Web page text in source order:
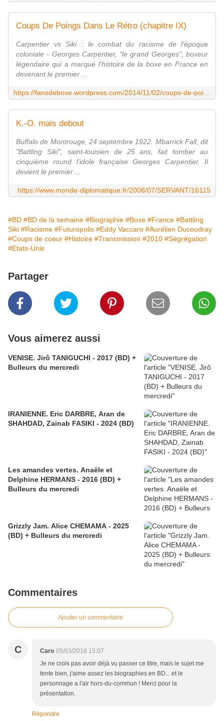
Coups De Poings Dans Le Rétro (chapitre IX)
Carpentier vs Siki : le combat du racisme de l'époque
coloniale - Georges Carpentier, "le grand Georges", boxeur
légendaire qui a marqué l'histoire de la boxe en France en
devenant le premier ...
K.-O. mais debout
Buffalo de Montrouge, 24 septembre 1922. Mbarrick Fall, dit
"Battling Siki", saint-louisien de 25 ans, fait tomber au
cinquième round l'idole française Georges Carpentier. Il
devient le premier ...
https://www.monde-diplomatique.fr/2008/07/SERVANT/16115
#BD #BD de la semaine #Biographie #Boxe #France #Battling
Siki #Racisme #Futuropolis #Eddy Vaccaro #Aurélien Ducoudray
#Coups de coeur #Histoire #Transmission #2010 #Ségrégation
#Etats-Unis
Partager
Vous aimerez aussi
VENISE. Jirô TANIGUCHI - 2017 (BD) +
Bulleurs du mercredi
IRANIENNE. Eric DARBRE, Aran de
SHAHDAD, Zainab FASIKI - 2024 (BD)
Les amandes vertes. Anaële et
Delphine HERMANS - 2016 (BD) +
Bulleurs du mercredi
Grizzly Jam. Alice CHEMAMA - 2025
(BD) + Bulleurs du mercredi
Commentaires
Ajouter un commentaire
C Caro 05/03/2018 15:07
Je ne crois pas avoir déjà vu passer ce titre, mais le sujet me
tente bien, j'aime assez les biographies en BD... et le
personnage a l'air hors-du-commun ! Merci pour la
présentation.
Répondre